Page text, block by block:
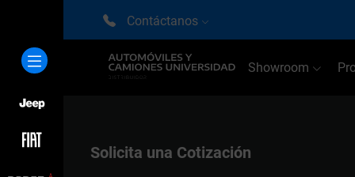
Contáctanos
Showroom
Solicita una Cotización